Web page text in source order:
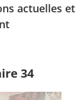
actuelles et
34